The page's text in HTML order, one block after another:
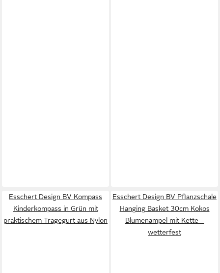
Esschert Design BV Kompass
Kinderkompass in Grün mit
praktischem Tragegurt aus Nylon
Esschert Design BV Pflanzschale
Hanging Basket 30cm Kokos
Blumenampel mit Kette –
wetterfest